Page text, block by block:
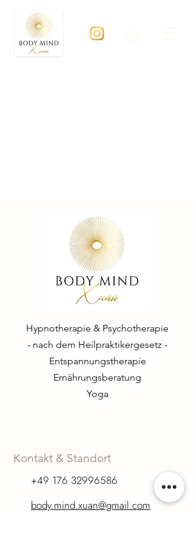
Hypnotherapie & Psychotherapie
- nach dem Heilpraktikergesetz -
Entspannungstherapie
Ernährungsberatung
Yoga
Kontakt & Standort
+49 176 32996586
body.mind.xuan@gmail.com